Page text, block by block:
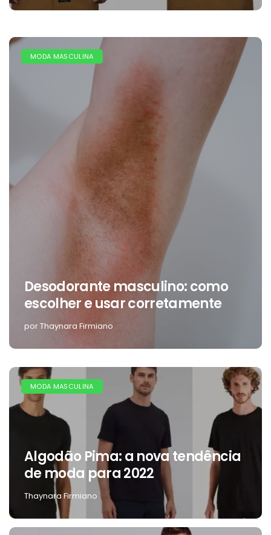
MODA MASCULINA
Desodorante masculino: como
escolher e usar corretamente
por Thaynara Firmiano
MODA MASCULINA
Algodão Pima: a nova tendência
de moda para 2022
Thaynara Firmiano